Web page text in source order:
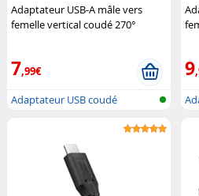
Adaptateur USB-A mâle vers
femelle vertical coudé 270°
7,99€
Adaptateur USB coudé
9